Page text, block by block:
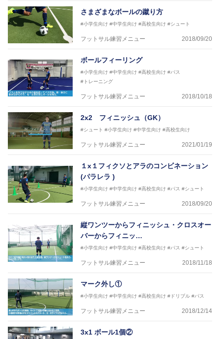
【資格】
JFA公認A級コーチジェネラルライセンス・JFA公認フ
ットサルB級コーチライセンス
横山 哲久
ASV ペスカドーラ町田 監督、FC VIGORE 監督
【資格】
日本サッカー協会公認B級ライセンス・日本サッカー
協会公認フットサルB級ライセンス
さまざまなボールの蹴り方
#小学生向け #中学生向け #高校生向け #シュート
フットサル練習メニュー 2018/09/20
ボールフィーリング
#小学生向け #中学生向け #高校生向け #パス
#トレーニング
フットサル練習メニュー 2018/10/18
2x2 フィニッシュ（GK）
#シュート #小学生向け #中学生向け #高校生向け
フットサル練習メニュー 2021/01/19
１x１フィクソとアラのコンビネーション
(パラレラ )
#小学生向け #中学生向け #高校生向け #パス #シュート
フットサル練習メニュー 2018/09/20
縦ワンツーからフィニッシュ・クロスオー
バーからフィニッ…
#小学生向け #中学生向け #高校生向け #パス #シュート
フットサル練習メニュー 2018/11/18
マーク外し①
#小学生向け #中学生向け #高校生向け #ドリブル #パス
フットサル練習メニュー 2018/12/14
3x1 ボール1個②